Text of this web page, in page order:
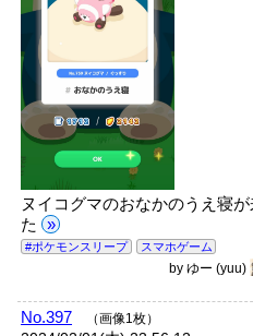
ヌイコグマのおなかのうえ寝が
た »
#ポケモンスリープ スマホゲーム
byゆー(yuu)
No.397 （画像1枚）